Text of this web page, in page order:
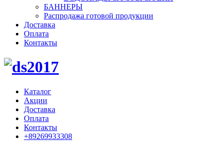
БАННЕРЫ
Распродажа готовой продукции
Доставка
Оплата
Контакты
Каталог
Акции
Доставка
Оплата
Контакты
+89269933308